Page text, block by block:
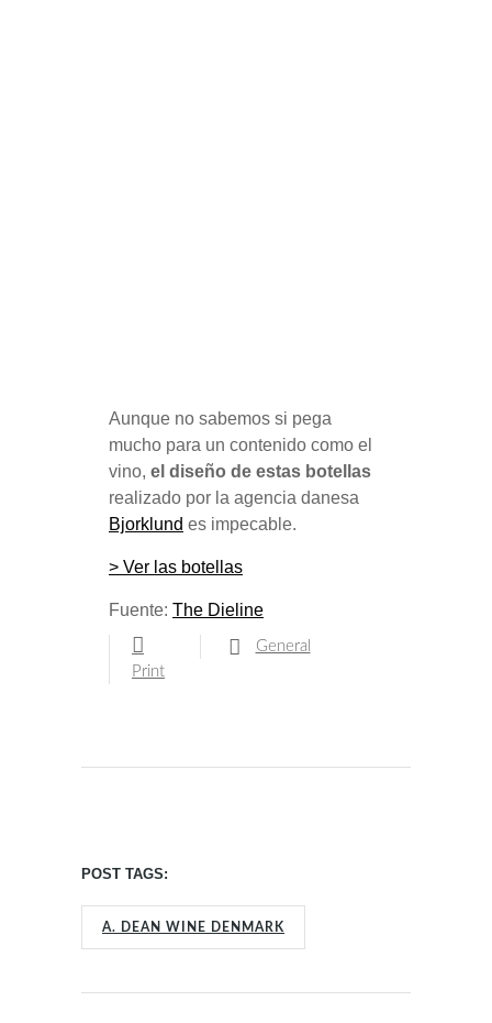
Aunque no sabemos si pega
mucho para un contenido como el
vino, el diseño de estas botellas
realizado por la agencia danesa
Bjorklund es impecable.
> Ver las botellas
Fuente: The Dieline
Print
General
POST TAGS:
A. DEAN WINE DENMARK